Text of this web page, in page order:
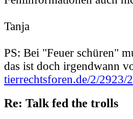
Tanja
PS: Bei "Feuer schüren"
das ist doch irgendwann
tierrechtsforen.de/2/2923/
Re: Talk fed the trolls